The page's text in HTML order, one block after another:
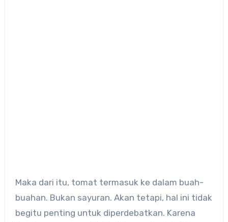
Maka dari itu, tomat termasuk ke dalam buah-
buahan. Bukan sayuran. Akan tetapi, hal ini tidak
begitu penting untuk diperdebatkan. Karena